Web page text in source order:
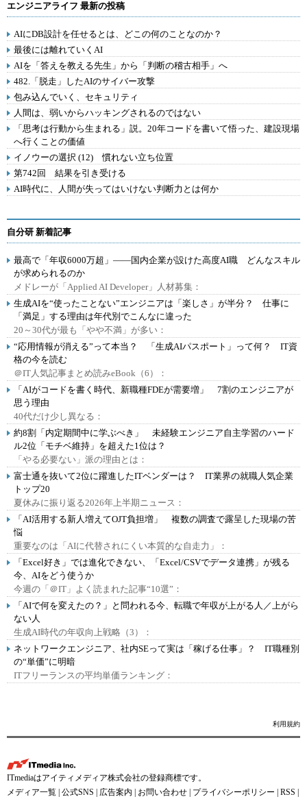
エンジニアライフ 最新の投稿
AIにDB設計を任せるとは、どこの何のことなのか？
最後には離れていくAI
AIを「答えを教える先生」から「判断の稽古相手」へ
482.「脱走」したAIのサイバー攻撃
包み込んでいく、セキュリティ
人間は、弱いからハッキングされるのではない
「思考は行動から生まれる」説。20年コードを書いて悟った、建設現場
へ行くことの価値
イノウーの選択 (12) 慣れない立ち位置
第742回 結果を引き受ける
AI時代に、人間が失ってはいけない判断力とは何か
自分研 新着記事
最高で「年収6000万超」――国内企業が設けた高度AI職 どんなスキル
が求められるのか
メドレーが「Applied AI Developer」人材募集：
生成AIを“使ったことない”エンジニアは「楽しさ」が半分？ 仕事に
「満足」する理由は年代別でこんなに違った
20～30代が最も「やや不満」が多い：
“応用情報が消える”って本当？ 「生成AIパスポート」って何？ IT資
格の今を読む
＠IT人気記事まとめ読みeBook（6）：
「AIがコードを書く時代、新職種FDEが需要増」 7割のエンジニアが
思う理由
40代だけ少し異なる：
約8割「内定期間中に学ぶべき」 未経験エンジニア自主学習のハード
ル2位「モチベ維持」を超えた1位は？
「やる必要ない」派の理由とは：
富士通を抜いて2位に躍進したITベンダーは？ IT業界の就職人気企業
トップ20
夏休みに振り返る2026年上半期ニュース：
「AI活用する新人増えてOJT負担増」 複数の調査で露呈した現場の苦
悩
重要なのは「AIに代替されにくい本質的な自走力」：
「Excel好き」では進化できない、「Excel/CSVでデータ連携」が残る
今、AIをどう使うか
今週の「＠IT」よく読まれた記事“10選”：
「AIで何を変えたの？」と問われる今、転職で年収が上がる人／上がら
ない人
生成AI時代の年収向上戦略（3）：
ネットワークエンジニア、社内SEって実は「稼げる仕事」？ IT職種別
の“単価”に明暗
ITフリーランスの平均単価ランキング：
利用規約
ITmediaはアイティメディア株式会社の登録商標です。
メディア一覧 公式SNS 広告案内 お問い合わせ プライバシーポリシー RSS